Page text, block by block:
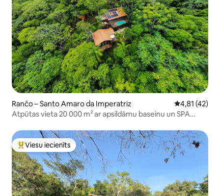
Rančo – Santo Amaro da Imperatriz Vidējais
4,81 (42)
Atpūtas vieta 20 000 m² ar apsildāmu baseinu un SPA
Populārs viesu iecienīts mājoklis
Viesu iecienīts